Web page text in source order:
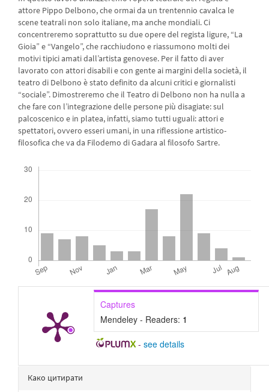
attore Pippo Delbono, che ormai da un trentennio cavalca le
scene teatrali non solo italiane, ma anche mondiali. Ci
concentreremo soprattutto su due opere del regista ligure, “La
Gioia” e “Vangelo”, che racchiudono e riassumono molti dei
motivi tipici amati dall’artista genovese. Per il fatto di aver
lavorato con attori disabili e con gente ai margini della società, il
teatro di Delbono è stato definito da alcuni critici e giornalisti
“sociale”. Dimostreremo che il Teatro di Delbono non ha nulla a
che fare con l’integrazione delle persone più disagiate: sul
palcoscenico e in platea, infatti, siamo tutti uguali: attori e
spettatori, ovvero esseri umani, in una riflessione artistico-
filosofica che va da Filodemo di Gadara al filosofo Sartre.
Captures
Mendeley - Readers: 1
- see details
Детаљи
Како цитирати